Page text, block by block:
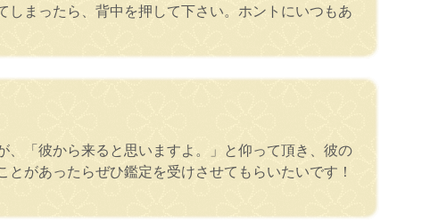
まったら、背中を押して下さい。ホントにいつもあ
「彼から来ると思いますよ。」と仰って頂き、彼の
があったらぜひ鑑定を受けさせてもらいたいです！